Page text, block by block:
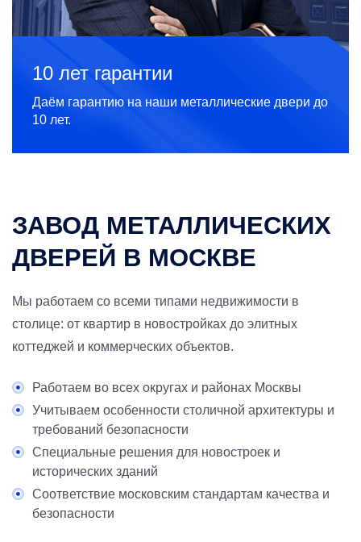
10 лет гарантии
Даём гарантию на наши металлические двери до
10 лет.
ЗАВОД МЕТАЛЛИЧЕСКИХ
ДВЕРЕЙ В МОСКВЕ
Мы работаем со всеми типами недвижимости в
столице: от квартир в новостройках до элитных
коттеджей и коммерческих объектов.
Работаем во всех округах и районах Москвы
Учитываем особенности столичной архитектуры и
требований безопасности
Специальные решения для новостроек и
исторических зданий
Соответствие московским стандартам качества и
безопасности